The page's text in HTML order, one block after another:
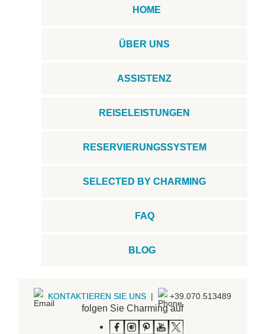
HOME
ÜBER UNS
ASSISTENZ
REISELEISTUNGEN
RESERVIERUNGSSYSTEM
SELECTED BY CHARMING
FAQ
BLOG
KONTAKTIEREN SIE UNS | +39.070.513489
folgen Sie Charming auf